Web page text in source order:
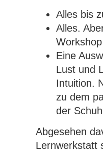
Alles bis
Alles.
Eine
Lust und
Intuition.
zu dem
der
Abgesehen
Lernwerkstatt